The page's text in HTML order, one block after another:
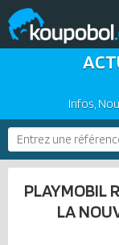
Infos,
PLAYMOBIL
LA